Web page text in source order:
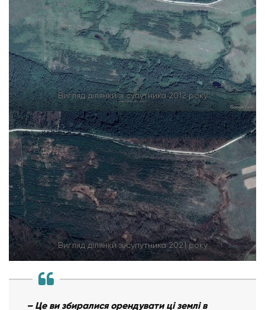
Вигляд ділянки зі супутника 2012 року
Вигляд ділянки зі супутника 2021 року
– Це ви збиралися орендувати ці землі в